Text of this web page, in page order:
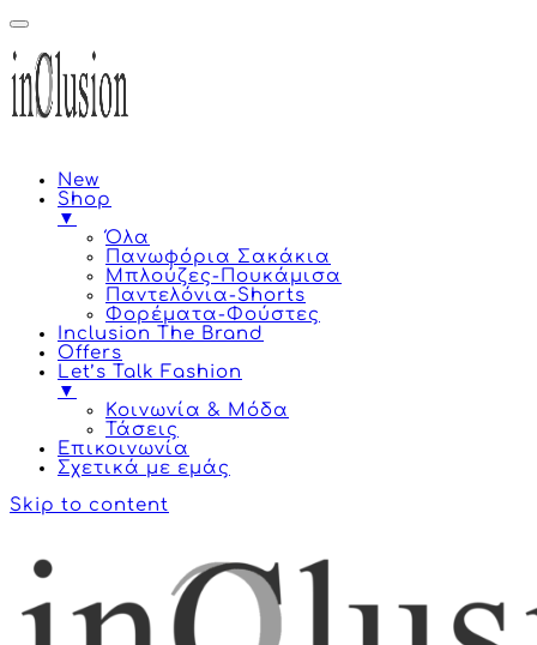
New
Shop
▼
Όλα
Πανωφόρια Σακάκια
Μπλούζες-Πουκάμισα
Παντελόνια-Shorts
Φορέματα-Φούστες
Inclusion The Brand
Offers
Let’s Talk Fashion
▼
Κοινωνία & Μόδα
Τάσεις
Επικοινωνία
Σχετικά με εμάς
Skip to content